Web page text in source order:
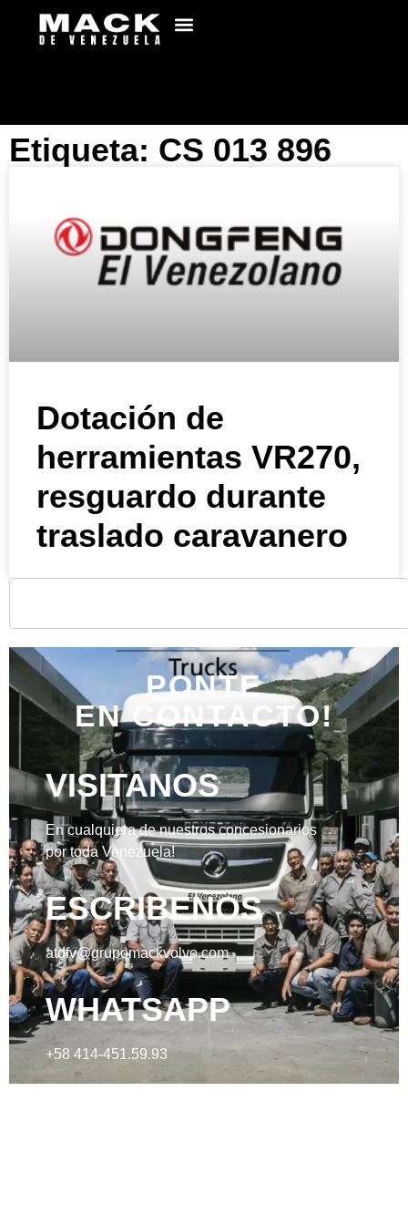
Etiqueta: CS 013 896
Dotación de
herramientas VR270,
resguardo durante
traslado caravanero
PONTE
EN CONTACTO!
VISITANOS
En cualquiera de nuestros concesionarios
por toda Venezuela!
ESCRIBENOS
atdfv@grupomackvolvo.com
WHATSAPP
+58 414-451.59.93